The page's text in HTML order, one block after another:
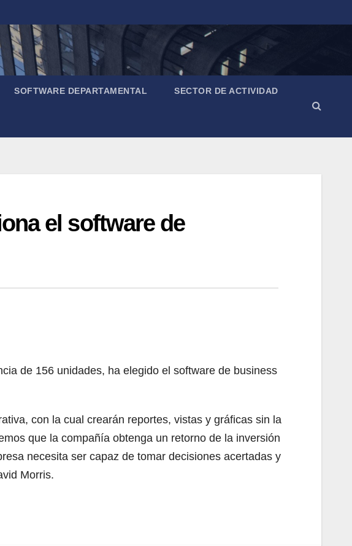
SOFTWARE DEPARTAMENTAL SECTOR DE ACTIVIDAD
el software de
de 156 unidades, ha elegido el software de business
con la cual crearán reportes, vistas y gráficas sin la
que la compañía obtenga un retorno de la inversión
necesita ser capaz de tomar decisiones acertadas y
Morris.